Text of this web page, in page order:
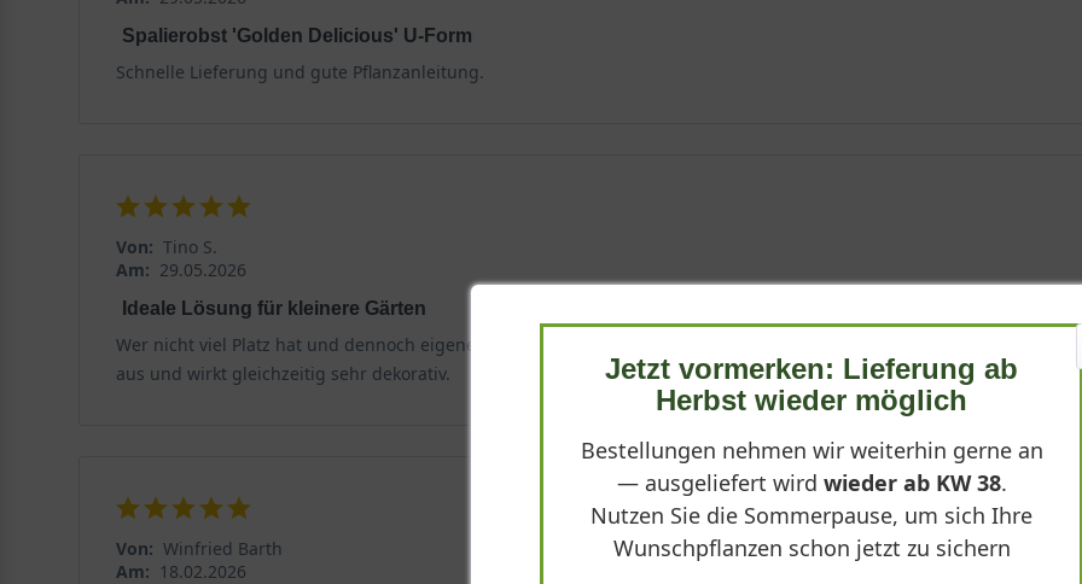
Spalierobst 'Golden Delicious' U-Form
Schnelle Lieferung und gute Pflanzanleitung.
Von: Tino S.
Am: 29.05.2026
Ideale Lösung für kleinere Gärten
Wer nicht viel Platz hat und dennoch eigenes Obst ernten möchte, trifft mit diesem U-Spalier eine ausgezeichnete
aus und wirkt gleichzeitig sehr dekorativ.
Von: Winfried Barth
Am: 18.02.2026
Jetzt vormerken: Lieferung ab
Herbst wieder möglich
Bestellungen nehmen wir weiterhin gerne an
— ausgeliefert wird wieder ab KW 38.
Nutzen Sie die Sommerpause, um sich Ihre
Wunschpflanzen schon jetzt zu sichern